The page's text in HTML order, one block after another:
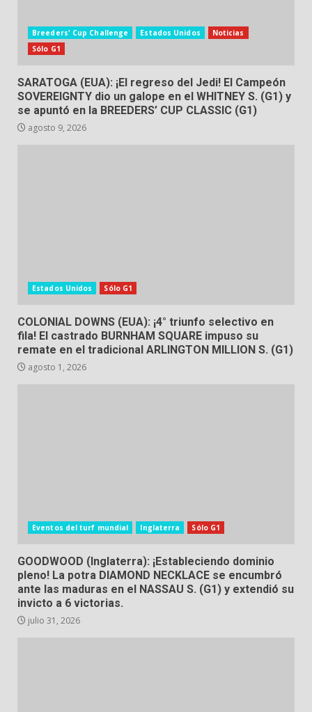
Breeders' Cup Challenge Estados Unidos
Noticias
Sólo G1
SARATOGA (EUA): ¡El regreso del Jedi! El Campeón
SOVEREIGNTY dio un galope en el WHITNEY S. (G1) y
se apuntó en la BREEDERS’ CUP CLASSIC (G1)
agosto 9, 2026
Estados Unidos Sólo G1
COLONIAL DOWNS (EUA): ¡4° triunfo selectivo en
fila! El castrado BURNHAM SQUARE impuso su
remate en el tradicional ARLINGTON MILLION S. (G1)
agosto 1, 2026
Eventos del turf mundial Inglaterra Sólo G1
GOODWOOD (Inglaterra): ¡Estableciendo dominio
pleno! La potra DIAMOND NECKLACE se encumbró
ante las maduras en el NASSAU S. (G1) y extendió su
invicto a 6 victorias.
julio 31, 2026